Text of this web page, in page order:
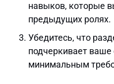
навыков, которые
предыдущих ролях.
Убедитесь, что
подчеркивает ваше
минимальным